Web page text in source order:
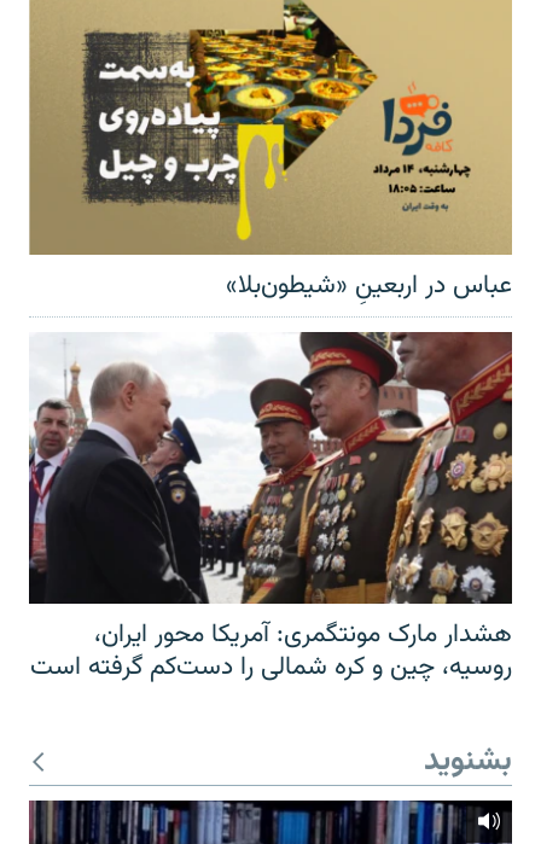
عباس در اربعینِ «شیطون‌بلا»
هشدار مارک مونتگمری: آمریکا محور ایران،
روسیه، چین و کره شمالی را دست‌کم گرفته است
بشنوید